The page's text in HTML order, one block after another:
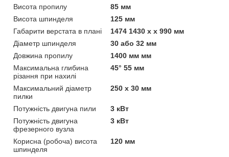
Висота пропилу
85 мм
Висота шпинделя
125 мм
Габарити верстата в плані
1474 1430 x x 990 мм
Діаметр шпинделя
30 або 32 мм
Довжина пропилу
1400 мм мм
Максимальна глибина
різання при нахилі
45° 55 мм
Максимальний діаметр
пилки
250 х 30 мм
Потужність двигуна пили
3 кВт
Потужність двигуна
фрезерного вузла
3 кВт
Корисна (робоча) висота
шпинделя
120 мм